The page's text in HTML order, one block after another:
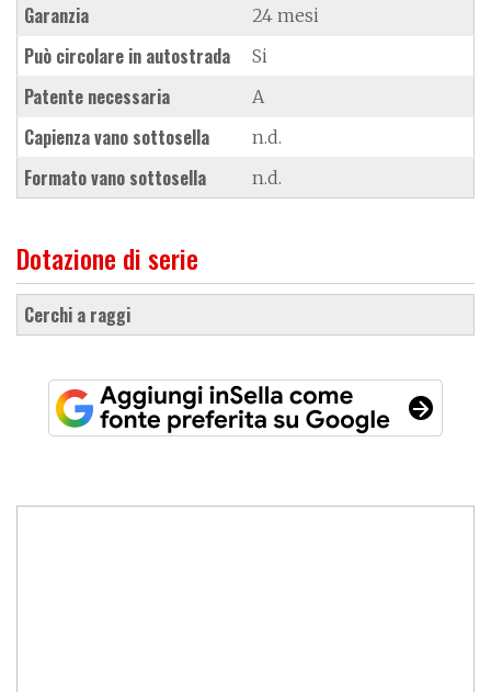
Garanzia 24 mesi
Può circolare in autostrada Si
Patente necessaria A
Capienza vano sottosella n.d.
Formato vano sottosella n.d.
Dotazione di serie
cerchi a raggi